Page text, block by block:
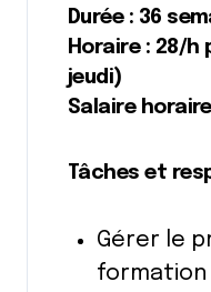
Durée : 36
Horaire : 28/h
jeudi)
Salaire horaire
Tâches et
Gérer le
formation